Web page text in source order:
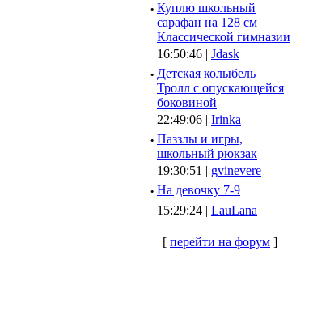
· Куплю школьный
сарафан на 128 см
Классической гимназии
16:50:46 | Jdask
· Детская колыбель
Тролл с опускающейся
боковиной
22:49:06 | Irinka
· Паззлы и игры,
школьный рюкзак
19:30:51 | gvinevere
· Hа девочку 7-9
15:29:24 | LauLana
[ перейти на форум ]